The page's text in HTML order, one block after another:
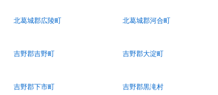
北葛城郡広陵町 北葛城郡河合町
吉野郡吉野町 吉野郡大淀町
吉野郡下市町 吉野郡黒滝村